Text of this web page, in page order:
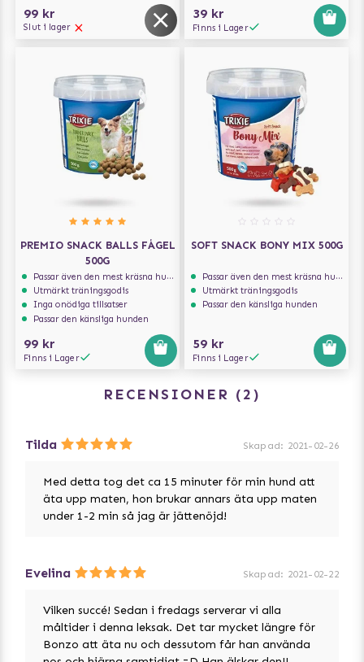
eller bita på Dog Tornado. Lär hunden att använda
leksaken - lek och ha roligt tillsammans! Lägg undan tills
EASY TO CLEAN:
Rengör med varmt rinnande vatten och milt diskmedel,
skölj ordentligt. Fyll på igen för mera skoj!
Storlek: 23,5 x 18 cm, höjd 7 cm
99 kr
Slut i lager
39 kr
Finns i Lager
PREMIO SNACK BALLS FÅGEL
500G
Passar även den mest kräsna hunden
Utmärkt träningsgodis
Inga onödiga tillsatser
Passar den känsliga hunden
99 kr
Finns i Lager
SOFT SNACK BONY MIX 500G
Passar även den mest kräsna hunden
Utmärkt träningsgodis
Passar den känsliga hunden
59 kr
Finns i Lager
RECENSIONER 2
Tilda Skapad: 2021-02-26
Med detta tog det ca 15 minuter för min hund att
äta upp maten, hon brukar annars äta upp maten
under 1-2 min så jag är jättenöjd!
Evelina Skapad: 2021-02-22
Vilken succé! Sedan i fredags serverar vi alla
måltider i denna leksak. Det tar mycket längre för
Bonzo att äta nu och dessutom får han använda